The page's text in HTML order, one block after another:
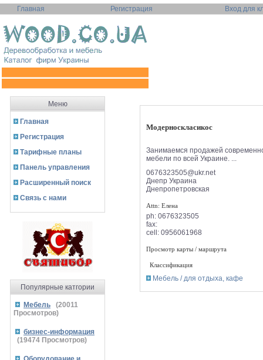
Главная Регистрация Вход для
Меню
Главная
Регистрация
Тарифные планы
Панель управления
Расширенный поиск
Связь с нами
Популярные катгории
Мебель (20011
Просмотров)
бизнес-информация
(19474 Просмотров)
Модерноскласикос
Занимаемся продажей
мебели по всей Украине. ...
0676323505@ukr.net
Днепр Украина
Днепропетровская
Attn: Елена
ph: 0676323505
fax:
cell: 0956061968
Просмотр карты / маршрута
Классификация
Мебель / для отдыха, кафе